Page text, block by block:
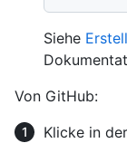
Siehe
Von GitHub:
Klicke in